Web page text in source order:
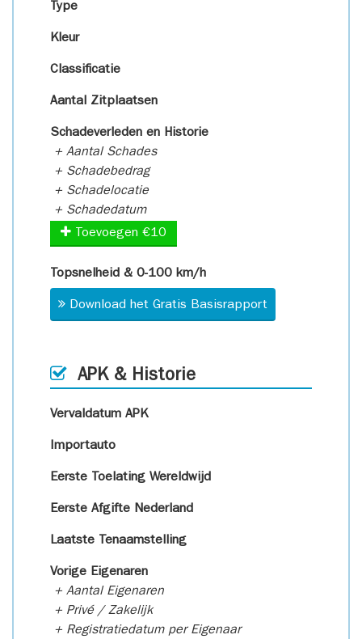
Type
Kleur
Classificatie
Aantal Zitplaatsen
Schadeverleden en Historie
+ Aantal Schades
+ Schadebedrag
+ Schadelocatie
+ Schadedatum
Toevoegen €10
Topsnelheid & 0-100 km/h
Download het Gratis Basisrapport
APK & Historie
Vervaldatum APK
Importauto
Eerste Toelating Wereldwijd
Eerste Afgifte Nederland
Laatste Tenaamstelling
Vorige Eigenaren
+ Aantal Eigenaren
+ Privé / Zakelijk
+ Registratiedatum per Eigenaar